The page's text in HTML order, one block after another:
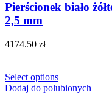
Pierścionek biało
2,5 mm
4174.50 zł
Select options
Dodaj do polubionych